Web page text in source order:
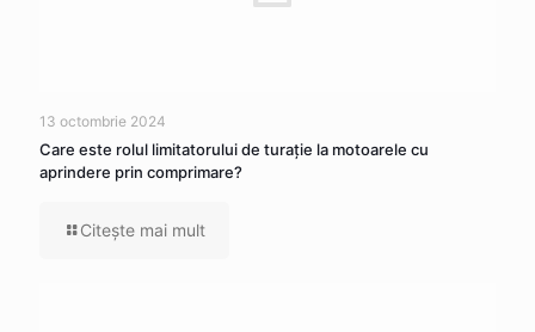
13 octombrie 2024
Care este rolul limitatorului de turație la motoarele cu
aprindere prin comprimare?
Citeşte mai mult